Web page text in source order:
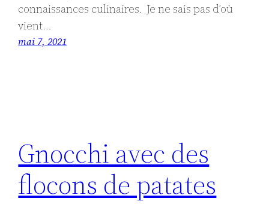
connaissances culinaires. Je ne sais pas d’où
vient…
mai 7, 2021
Gnocchi avec des
flocons de patates